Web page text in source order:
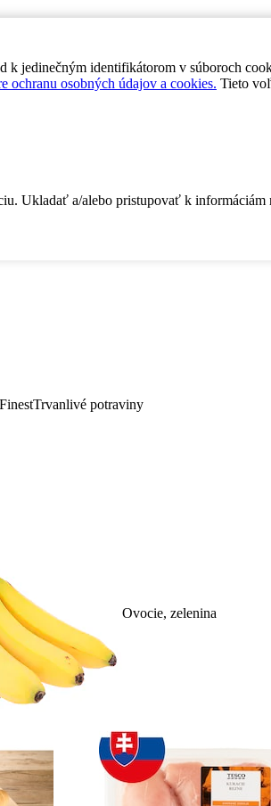
jedinečným identifikátorom v súboroch
ochranu osobných údajov a cookies. Tieto
Ukladať a/alebo pristupovať k informáciám
Trvanlivé potraviny
Ovocie, zelenina